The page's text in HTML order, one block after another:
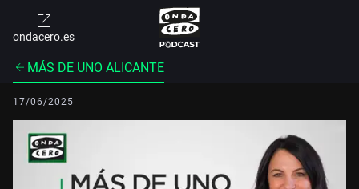
ondacero.es
MÁS DE UNO ALICANTE
17/06/2025